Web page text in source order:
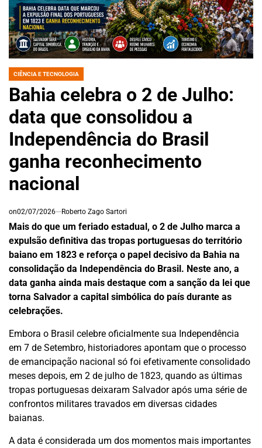
POSTED
CIÊNCIA E TECNOLOGIA
Bahia celebra o 2 de Julho:
data que consolidou a
Independência do Brasil
ganha reconhecimento
nacional
on02/07/2026 Roberto Zago Sartori
Mais do que um feriado estadual, o 2 de Julho marca a
expulsão definitiva das tropas portuguesas do território
baiano em 1823 e reforça o papel decisivo da Bahia na
consolidação da Independência do Brasil. Neste ano, a
data ganha ainda mais destaque com a sanção da lei que
torna Salvador a capital simbólica do país durante as
celebrações.
Embora o Brasil celebre oficialmente sua Independência
em 7 de Setembro, historiadores apontam que o processo
de emancipação nacional só foi efetivamente consolidado
meses depois, em 2 de julho de 1823, quando as últimas
tropas portuguesas deixaram Salvador após uma série de
confrontos militares travados em diversas cidades
baianas.
A data é considerada um dos momentos mais importantes